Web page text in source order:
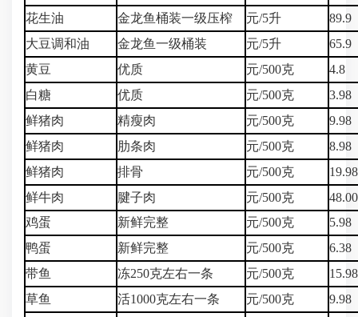
花生油
金龙鱼桶装一级压榨 元/5升
89.9
大豆调和油
金龙鱼一级桶装 元/5升
65.9
黄豆
优质 元/500克
4.8
白糖
优质 元/500克
3.98
鲜猪肉
精瘦肉 元/500克
9.98
鲜猪肉
肋条肉 元/500克
8.98
鲜猪肉
排骨 元/500克
19.98
鲜牛肉
腱子肉 元/500克
鸡蛋
新鲜完整 元/500克
5.98
鸭蛋
新鲜完整 元/500克
6.38
带鱼
冻250克左右一条 元/500克
15.98
草鱼
活1000克左右一条 元/500克
9.98